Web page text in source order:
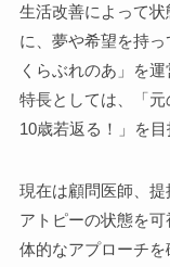
生活改善によって
に、夢や希望を持
くらぶれのあ」を運
特長としては、「
10歳若返る！」を目
現在は顧問医師、
アトピーの状態を
体的なアプローチ